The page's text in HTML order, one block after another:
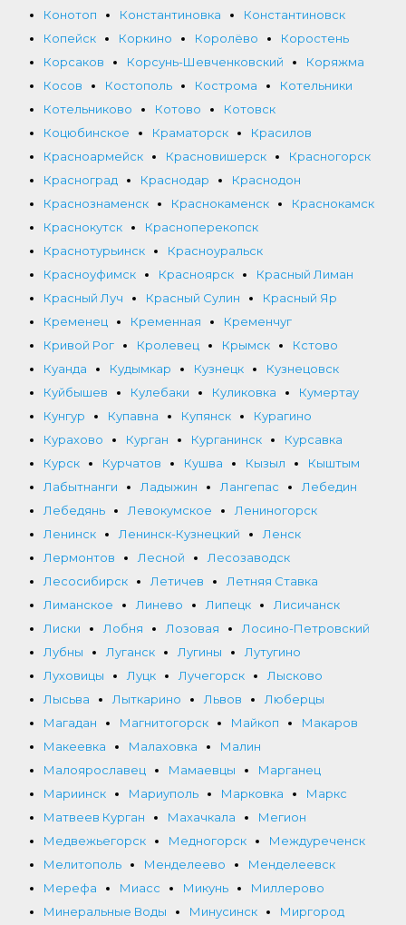
Конотоп
Константиновка
Константиновск
Копейск
Коркино Королёво
Коростень
Корсаков
Корсунь-Шевченковский
Коряжма
Косов
Костополь Кострома
Котельники
Котельниково
Котово
Котовск
Коцюбинское
Краматорск
Красилов
Красноармейск
Красновишерск
Красногорск
Красноград
Краснодар
Краснодон
Краснознаменск
Краснокаменск
Краснокамск
Краснокутск
Красноперекопск
Краснотурьинск
Красноуральск
Красноуфимск
Красноярск
Красный Лиман
Красный Луч
Красный Сулин
Красный Яр
Кременец
Кременная
Кременчуг
Кривой Рог
Кролевец Крымск
Кстово
Куанда
Кудымкар Кузнецк
Кузнецовск
Куйбышев
Кулебаки Куликовка
Кумертау
Кунгур
Купавна Купянск
Курагино
Курахово
Курган Курганинск
Курсавка
Курск
Курчатов Кушва Кызыл
Кыштым
Лабытнанги
Ладыжин Лангепас
Лебедин
Лебедянь
Левокумское
Лениногорск
Ленинск
Ленинск-Кузнецкий
Ленск
Лермонтов
Лесной
Лесозаводск
Лесосибирск
Летичев
Летняя Ставка
Лиманское
Линево Липецк
Лисичанск
Лиски
Лобня Лозовая
Лосино-Петровский
Лубны
Луганск Лугины
Лутугино
Луховицы
Луцк Лучегорск
Лысково
Лысьва
Лыткарино Львов
Люберцы
Магадан
Магнитогорск Майкоп
Макаров
Макеевка
Малаховка
Малин
Малоярославец
Мамаевцы
Марганец
Мариинск
Мариуполь Марковка
Маркс
Матвеев Курган
Махачкала
Мегион
Медвежьегорск
Медногорск
Междуреченск
Мелитополь
Менделеево
Менделеевск
Мерефа
Миасс Микунь
Миллерово
Минеральные Воды
Минусинск
Миргород